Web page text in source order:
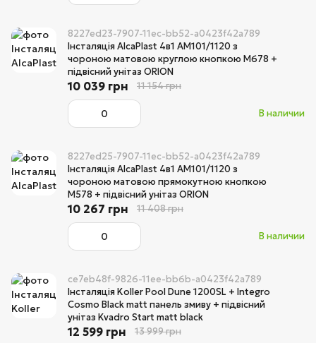
8227ed23-7907-11ec-bb52-a0423f42a789
Інсталяція AlcaPlast 4в1 AM101/1120 з
чороною матовою круглою кнопкою M678 +
підвісний унітаз ORION
В наличии
10 039 грн 11 154 грн
8227ed25-7907-11ec-bb52-a0423f42a789
Інсталяція AlcaPlast 4в1 AM101/1120 з
чороною матовою прямокутною кнопкою
M578 + підвісний унітаз ORION
В наличии
10 267 грн 11 408 грн
ce7eb48f-9826-11ee-bb6b-a0423f42a789
Інсталяція Koller Pool Dune 1200SL + Integro
Cosmo Black matt панель змиву + підвісний
унітаз Kvadro Start matt black
12 599 грн 13 999 грн